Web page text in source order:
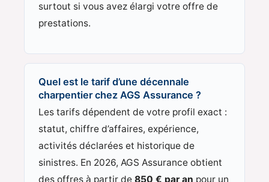
surtout si vous avez élargi votre offre de
prestations.
Quel est le tarif d’une décennale
charpentier chez AGS Assurance ?
Les tarifs dépendent de votre profil exact :
statut, chiffre d’affaires, expérience,
activités déclarées et historique de
sinistres. En 2026, AGS Assurance obtient
des offres à partir de850 € par an pour un